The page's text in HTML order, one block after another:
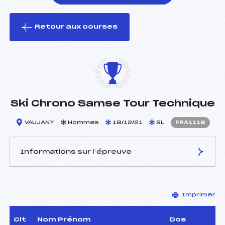
le ski
Retour aux courses
Ski Chrono Samse Tour Technique
VAUJANY Hommes 18/12/21 SL FRA1118
Informations sur l’épreuve
NICCO IVAN (ITA)
Arbitre :
MARTIN PHILIPPE (FRA)
Assistant :
Imprimer
Clt Nom Prénom Dos